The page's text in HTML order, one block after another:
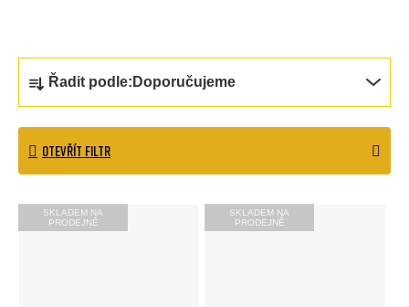
Ř
a
z
e
n
í
Řadit podle: Doporučujeme
OTEVŘÍT FILTR
V
ý
SKLADEM NA
PRODEJNĚ
SKLADEM NA
PRODEJNĚ